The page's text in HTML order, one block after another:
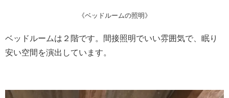
《ベッドルームの照明》
ベッドルームは２階です。間接照明でいい雰囲気で、眠り
安い空間を演出しています。